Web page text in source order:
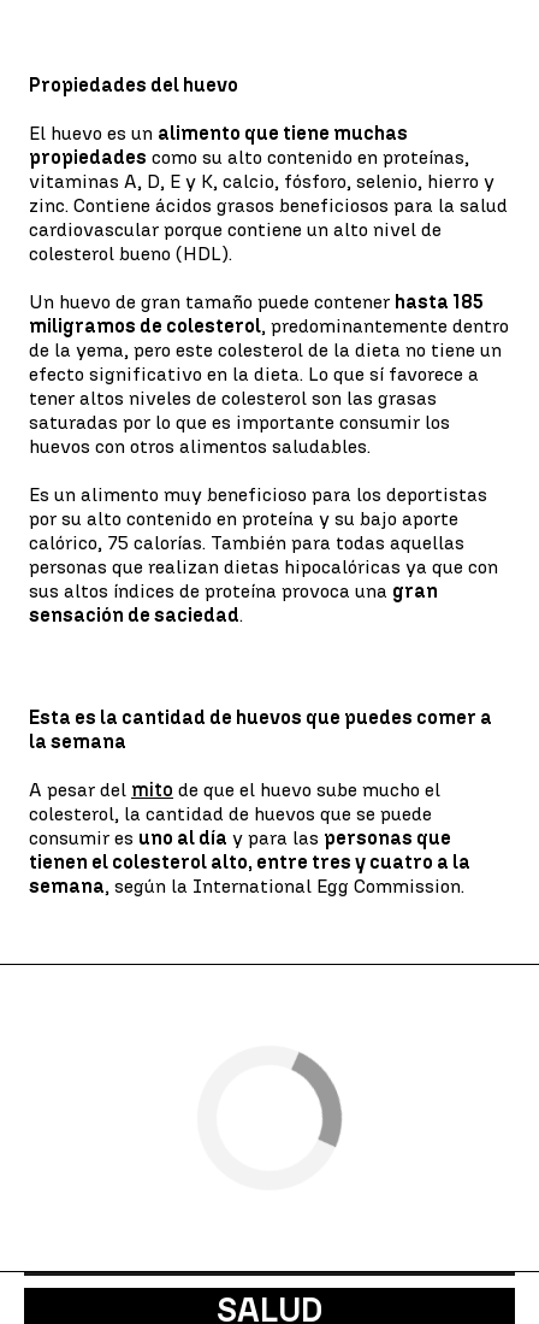
Propiedades del huevo
El huevo es un alimento que tiene muchas
propiedades como su alto contenido en proteínas,
vitaminas A, D, E y K, calcio, fósforo, selenio, hierro y
zinc. Contiene ácidos grasos beneficiosos para la salud
cardiovascular porque contiene un alto nivel de
colesterol bueno (HDL).
Un huevo de gran tamaño puede contener hasta 185
miligramos de colesterol, predominantemente dentro
de la yema, pero este colesterol de la dieta no tiene un
efecto significativo en la dieta. Lo que sí favorece a
tener altos niveles de colesterol son las grasas
saturadas por lo que es importante consumir los
huevos con otros alimentos saludables.
Es un alimento muy beneficioso para los deportistas
por su alto contenido en proteína y su bajo aporte
calórico, 75 calorías. También para todas aquellas
personas que realizan dietas hipocalóricas ya que con
sus altos índices de proteína provoca una gran
sensación de saciedad.
Esta es la cantidad de huevos que puedes comer a
la semana
A pesar del mito de que el huevo sube mucho el
colesterol, la cantidad de huevos que se puede
consumir es uno al día y para las personas que
tienen el colesterol alto, entre tres y cuatro a la
semana, según la International Egg Commission.
SALUD